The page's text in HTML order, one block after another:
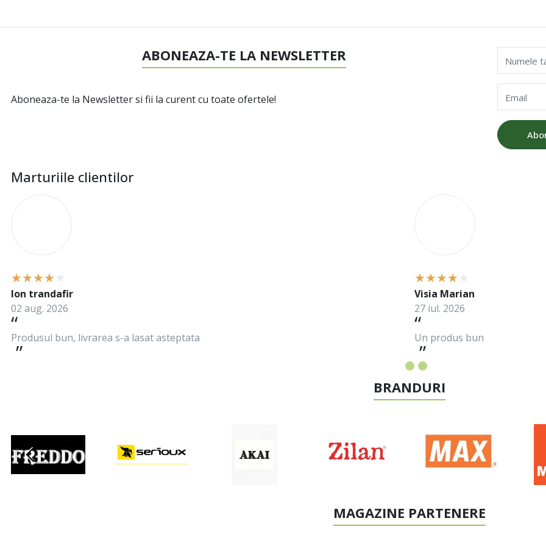
ABONEAZA-TE LA NEWSLETTER
Aboneaza-te la Newsletter si fii la curent cu toate ofertele!
Numele
Email
Marturiile clientilor
Produsul bun, livrarea s-a lasat asteptata
Ion trandafir
02 aug. 2026
Un produs bun
Visia Marian
27 iul. 2026
BRANDURI
MAGAZINE PARTENERE